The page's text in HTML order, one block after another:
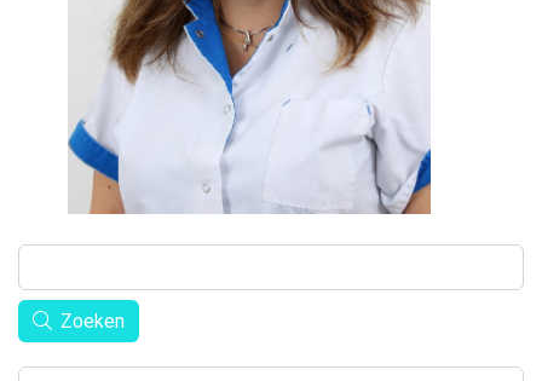
Zoeken